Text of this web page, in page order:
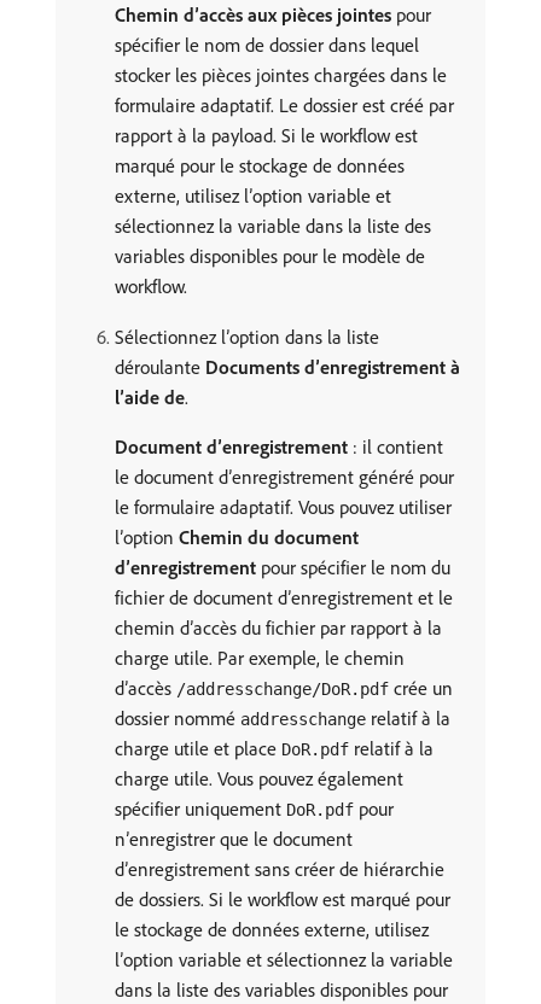
Chemin d’accès aux pièces jointes pour
spécifier le nom de dossier dans lequel
stocker les pièces jointes chargées dans le
formulaire adaptatif. Le dossier est créé par
rapport à la payload. Si le workflow est
marqué pour le stockage de données
externe, utilisez l’option variable et
sélectionnez la variable dans la liste des
variables disponibles pour le modèle de
workflow.
Sélectionnez l’option dans la liste
déroulante Documents d’enregistrement à
l’aide de.
Document d’enregistrement : il contient
le document d’enregistrement généré pour
le formulaire adaptatif. Vous pouvez utiliser
l’option Chemin du document
d’enregistrement pour spécifier le nom du
fichier de document d’enregistrement et le
chemin d’accès du fichier par rapport à la
charge utile. Par exemple, le chemin
d’accès /addresschange/DoR.pdf crée un
dossier nommé addresschange relatif à la
charge utile et place DoR.pdf relatif à la
charge utile. Vous pouvez également
spécifier uniquement DoR.pdf pour
n’enregistrer que le document
d’enregistrement sans créer de hiérarchie
de dossiers. Si le workflow est marqué pour
le stockage de données externe, utilisez
l’option variable et sélectionnez la variable
dans la liste des variables disponibles pour